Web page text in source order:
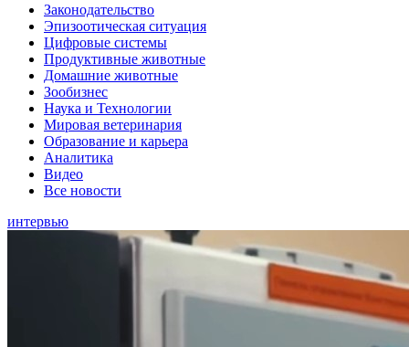
Законодательство
Эпизоотическая ситуация
Цифровые системы
Продуктивные животные
Домашние животные
Зообизнес
Наука и Технологии
Мировая ветеринария
Образование и карьера
Аналитика
Видео
Все новости
интервью